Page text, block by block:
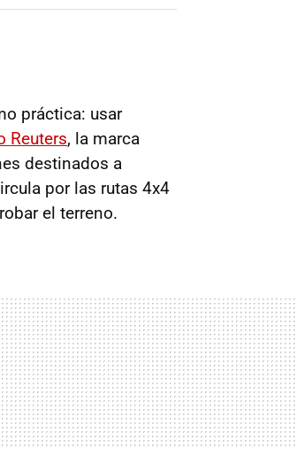
práctica: usar
Reuters, la marca
destinados a
por las rutas 4x4
el terreno.